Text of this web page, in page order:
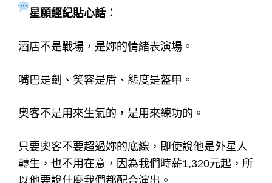
星願經紀貼心話：
酒店不是戰場，是妳的情緒表演場。
嘴巴是劍、笑容是盾、態度是盔甲。
奧客不是用來生氣的，是用來練功的。
只要奧客不要超過妳的底線，即使說他是外星人
轉生，也不用在意，因為我們時薪1,320元起，所